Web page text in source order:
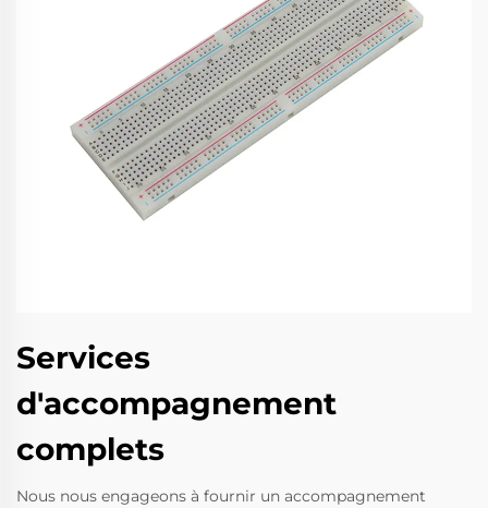
Services
d'accompagnement
complets
Nous nous engageons à fournir un accompagnement